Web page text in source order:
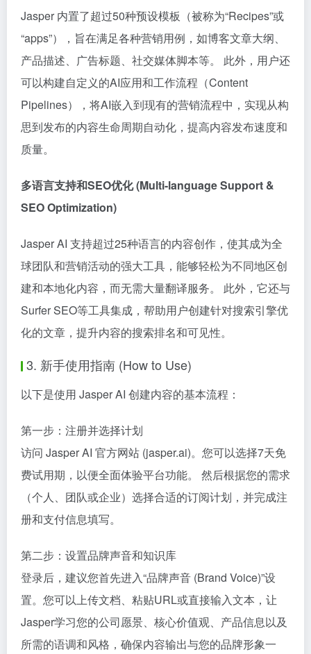
Jasper 内置了超过50种预设模板（被称为“Recipes”或
“apps”），旨在满足各种营销用例，如博客文章大纲、
产品描述、广告标题、社交媒体脚本等。 此外，用户还
可以构建自定义的AI应用和工作流程（Content
Pipelines），将AI嵌入到现有的营销流程中，实现从构
思到发布的内容生命周期自动化，提高内容发布速度和
质量。
多语言支持和SEO优化 (Multi-language Support &
SEO Optimization)
Jasper AI 支持超过25种语言的内容创作，使其成为全
球团队和营销活动的强大工具，能够轻松为不同地区创
建和本地化内容，而无需大量翻译服务。 此外，它还与
Surfer SEO等工具集成，帮助用户创建针对搜索引擎优
化的文章，提升内容的搜索排名和可见性。
3. 新手使用指南 (How to Use)
以下是使用 Jasper AI 创建内容的基本流程：
第一步：注册并选择计划
访问 Jasper AI 官方网站 (jasper.ai)。您可以选择7天免
费试用期，以便全面体验平台功能。 然后根据您的需求
（个人、团队或企业）选择合适的订阅计划，并完成注
册和支付信息填写。
第二步：设置品牌声音和知识库
登录后，建议您首先进入“品牌声音 (Brand Voice)”设
置。您可以上传文档、粘贴URL或直接输入文本，让
Jasper学习您的公司愿景、核心价值观、产品信息以及
所需的语调和风格，确保内容输出与您的品牌形象一